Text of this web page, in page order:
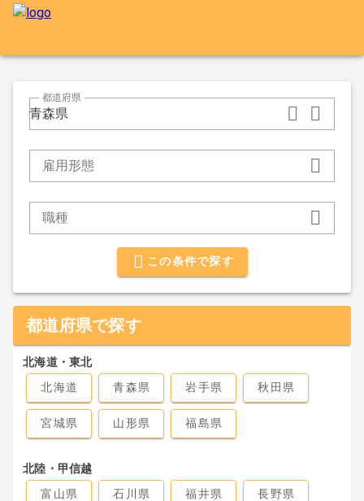
青森県
都道府県
雇用形態
職種
この条件で探す
都道府県で探す
北海道・東北
北海道
青森県 岩手県 秋田県
宮城県 山形県 福島県
北陸・甲信越
富山県
石川県 福井県 長野県